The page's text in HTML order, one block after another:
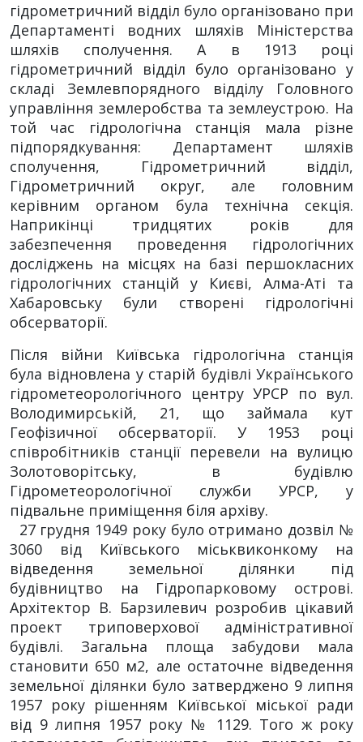
гідрометричний відділ було організовано при
Департаменті водних шляхів Міністерства
шляхів сполучення. А в 1913 році
гідрометричний відділ було організовано у
складі Землевпорядного відділу Головного
управління землеробства та землеустрою. На
той час гідрологічна станція мала різне
підпорядкування: Департамент шляхів
сполучення, Гідрометричний відділ,
Гідрометричний округ, але головним
керівним органом була технічна секція.
Наприкінці тридцятих років для
забезпечення проведення гідрологічних
досліджень на місцях на базі першокласних
гідрологічних станцій у Києві, Алма-Аті та
Хабаровську були створені гідрологічні
обсерваторії.
Після війни Київська гідрологічна станція
була відновлена у старій будівлі Українського
гідрометеорологічного центру УРСР по вул.
Володимирській, 21, що займала кут
Геофізичної обсерваторії. У 1953 році
співробітників станції перевели на вулицю
Золотоворітську, в будівлю
Гідрометеорологічної служби УРСР, у
підвальне приміщення біля архіву.
27 грудня 1949 року було отримано дозвіл №
3060 від Київського міськвиконкому на
відведення земельної ділянки під
будівництво на Гідропарковому острові.
Архітектор В. Барзилевич розробив цікавий
проект триповерхової адміністративної
будівлі. Загальна площа забудови мала
становити 650 м2, але остаточне відведення
земельної ділянки було затверджено 9 липня
1957 року рішенням Київської міської ради
від 9 липня 1957 року № 1129. Того ж року